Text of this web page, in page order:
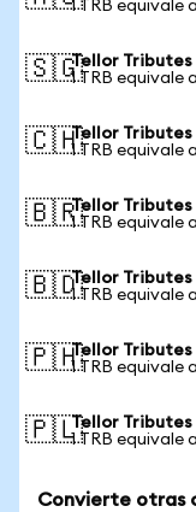
1 TRB equivale
🇸🇬Tellor Tributes
1 TRB equivale
🇨🇭Tellor Tributes
1 TRB equivale
🇧🇷Tellor Tributes
1 TRB equivale
🇧🇩Tellor Tributes
1 TRB equivale
🇵🇭Tellor Tributes
1 TRB equivale
🇵🇱Tellor Tributes
1 TRB equivale
Convierte otras